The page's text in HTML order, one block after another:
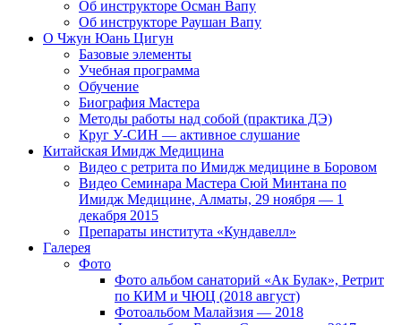
Об инструкторе Осман Вапу
Об инструкторе Раушан Вапу
О Чжун Юань Цигун
Базовые элементы
Учебная программа
Обучение
Биография Мастера
Методы работы над собой (практика ДЭ)
Круг У-СИН — активное слушание
Китайская Имидж Медицина
Видео с ретрита по Имидж медицине в Боровом
Видео Семинара Мастера Сюй Минтана по
Имидж Медицине, Алматы, 29 ноября — 1
декабря 2015
Препараты института «Кундавелл»
Галерея
Фото
Фото альбом санаторий «Ак Булак», Ретрит
по КИМ и ЧЮЦ (2018 август)
Фотоальбом Малайзия — 2018